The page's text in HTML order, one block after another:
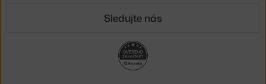
Sledujte nás